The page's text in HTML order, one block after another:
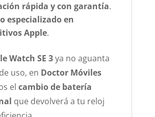
rápida y con garantía.
especializado en
Apple.
Watch SE 3ya no aguanta
uso, en Doctor Móviles
el cambio de batería
que devolverá a tu reloj